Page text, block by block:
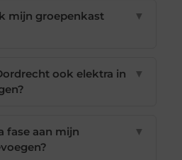
mijn groepenkast
▼
ook elektra in
▼
fase aan mijn
▼